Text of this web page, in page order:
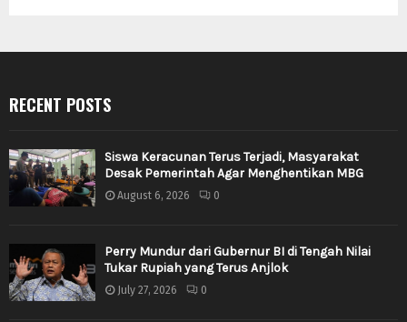
RECENT POSTS
Siswa Keracunan Terus Terjadi, Masyarakat
Desak Pemerintah Agar Menghentikan MBG
August 6, 2026 0
Perry Mundur dari Gubernur BI di Tengah Nilai
Tukar Rupiah yang Terus Anjlok
July 27, 2026 0